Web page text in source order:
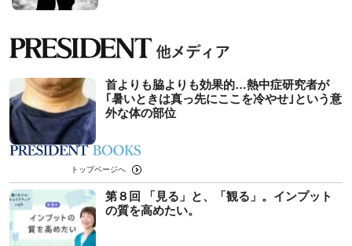
首よりも脇よりも効果的…熱中症研究者が
｢暑いときは真っ先にここを冷やせ｣という意
外な体の部位
トップページへ
第８回 「見る」と、「観る」。インプット
の質を高めたい。